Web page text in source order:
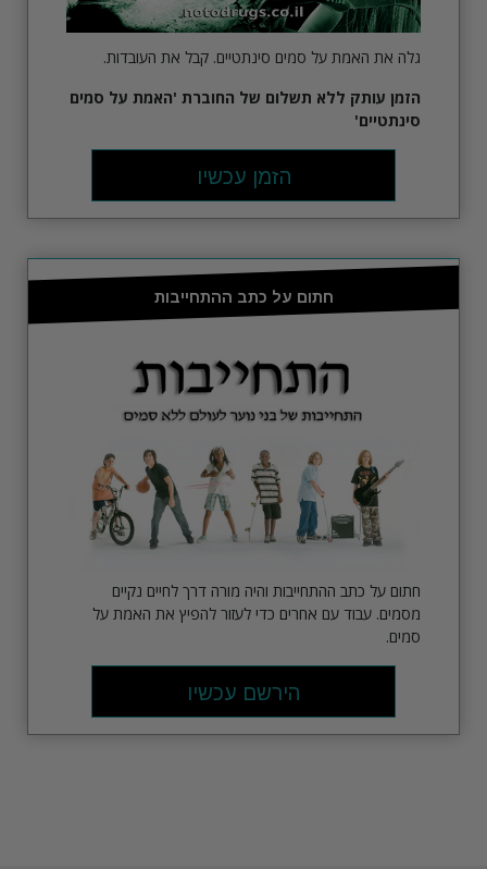
גלה את האמת על סמים סינתטיים. קבל את העובדות.
הזמן עותק ללא תשלום של החוברת 'האמת על סמים
סינתטיים'
הזמן עכשיו
חתום על כתב ההתחייבות
חתום על כתב ההתחייבות והיה מורה דרך לחיים נקיים
מסמים. עבוד עם אחרים כדי לעזור להפיץ את האמת על
סמים.
הירשם עכשיו